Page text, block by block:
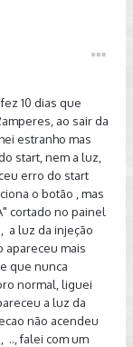
10 dias que
ao sair da
estranho mas
start, nem a luz,
erro do start
o botão , mas
cortado no painel
a luz da injeção
apareceu mais
que nunca
normal, liguei
a luz da
não acendeu
.., falei com um